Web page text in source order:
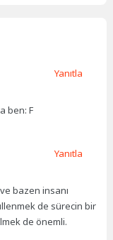
ben: F
Yanıtla
bazen insanı
de sürecin bir
de önemli.
Yanıtla